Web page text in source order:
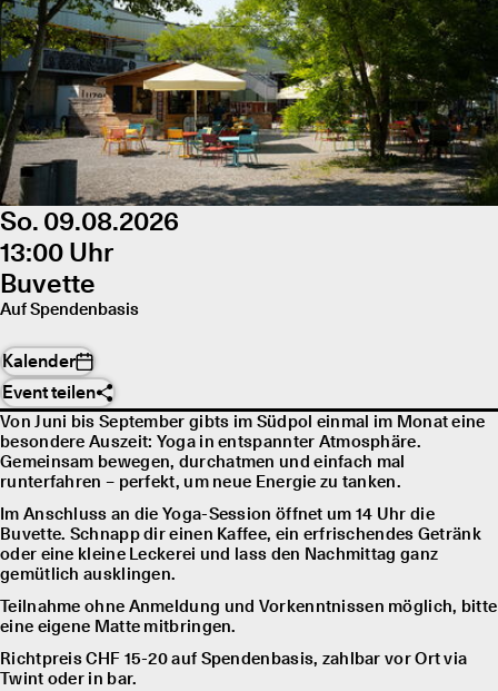
So. 09.08.2026
13:00 Uhr
Buvette
Auf Spendenbasis
Kalender
Event teilen
Von Juni bis September gibts im Südpol einmal im Monat eine
besondere Auszeit: Yoga in entspannter Atmosphäre.
Gemeinsam bewegen, durchatmen und einfach mal
runterfahren – perfekt, um neue Energie zu tanken.
Im Anschluss an die Yoga-Session öffnet um 14 Uhr die
Buvette. Schnapp dir einen Kaffee, ein erfrischendes Getränk
oder eine kleine Leckerei und lass den Nachmittag ganz
gemütlich ausklingen.
Teilnahme ohne Anmeldung und Vorkenntnissen möglich, bitte
eine eigene Matte mitbringen.
Richtpreis CHF 15-20 auf Spendenbasis, zahlbar vor Ort via
Twint oder in bar.